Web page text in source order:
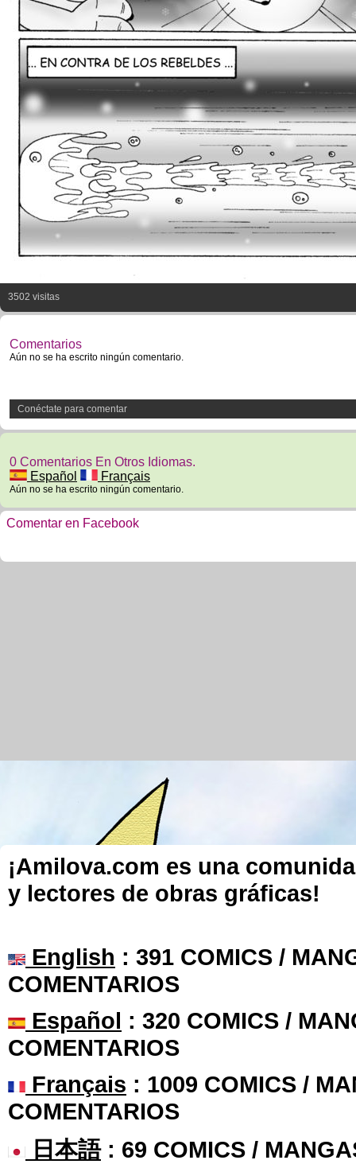
3502 visitas
Comentarios
Aún no se ha escrito ningún comentario.
Conéctate para comentar
0 Comentarios En Otros Idiomas.
Español
Français
Aún no se ha escrito ningún comentario.
Comentar en Facebook
¡Amilova.com es una
y lectores de obras gráficas!
English : 391 COMICS /
COMENTARIOS
Español : 320 COMICS /
COMENTARIOS
Français : 1009 COMICS /
COMENTARIOS
日本語: 69 COMICS /